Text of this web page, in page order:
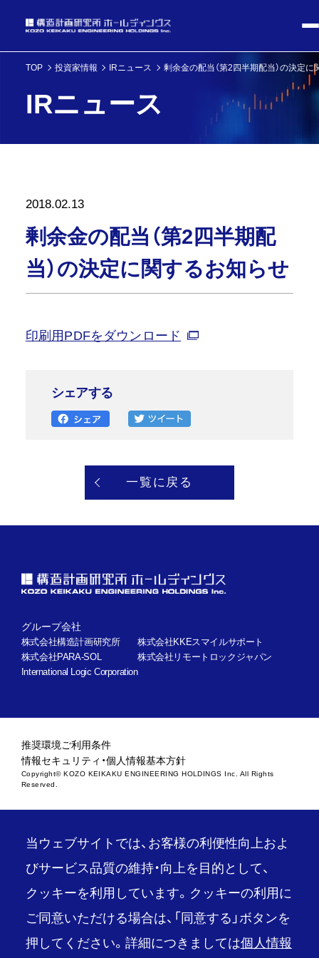
TOP 投資家情報 IRニュース 剰余金の配当（第2四半期配当）の決定
IRニュース
2018.02.13
剰余金の配当（第2四半期配
当）の決定に関するお知らせ
印刷用PDFをダウンロード
シェアする
一覧に戻る
グループ会社
株式会社構造計画研究所
株式会社KKEスマイルサポート
株式会社PARA-SOL
株式会社リモートロックジャパン
International Logic Corporation
推奨環境ご利用条件
情報セキュリティ・個人情報基本方針
Copyright© KOZO KEIKAKU ENGINEERING HOLDINGS Inc. All Rights
Reserved.
当ウェブサイトでは、お客様の利便性向上およ
びサービス品質の維持・向上を目的として、
クッキーを利用しています。クッキーの利用に
ご同意いただける場合は、「同意する」ボタンを
押してください。詳細につきましては個人情報